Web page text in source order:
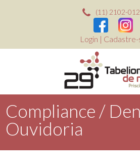
(11) 2102-
Login | Cadastre-
Compliance /
Ouvidoria